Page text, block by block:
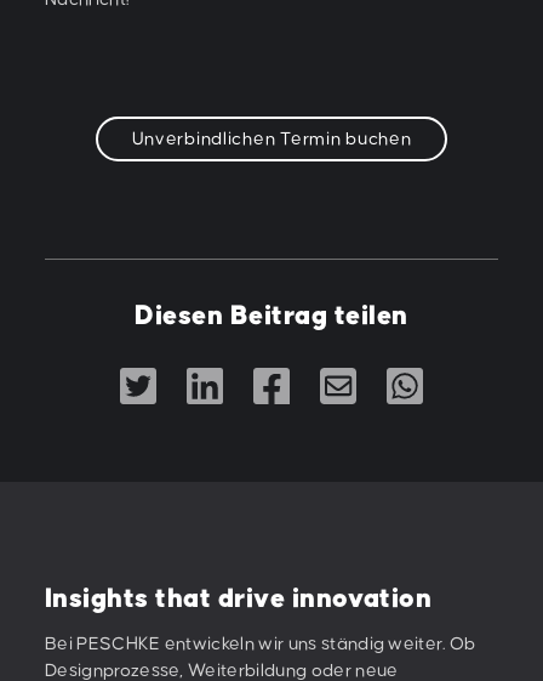
Unverbindlichen Termin buchen
Diesen Beitrag teilen
Insights that drive innovation
Bei PESCHKE entwickeln wir uns ständig weiter. Ob
Designprozesse, Weiterbildung oder neue